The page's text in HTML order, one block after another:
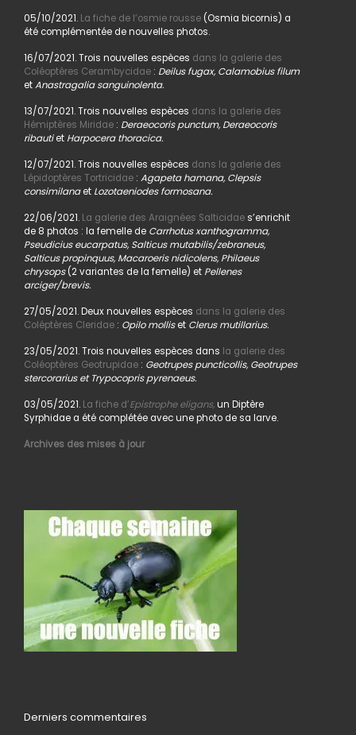
05/10/2021. La fiche de l’osmie rousse(Osmia bicornis) a
été complémentée de nouvelles photos.
16/07/2021. Trois nouvelles espèces dans la galerie des
Coléoptères Cerambycidae: Deilus fugax, Calamobius filum
etAnastragalia sanguinolenta.
13/07/2021. Trois nouvelles espèces dans la galerie des
Hémiptères Miridae: Deraeocoris punctum, Deraeocoris
ribautiet Harpocera thoracica.
12/07/2021. Trois nouvelles espèces dans la galerie des
Lépidoptères Tortricidae: Agapeta hamana, Clepsis
consimilanaet Lozotaeniodes formosana.
22/06/2021. La galerie des Araignées Salticidaes’enrichit
de 8 photos : la femelle de Carrhotus xanthogramma,
Pseudicius eucarpatus, Salticus mutabilis/zebraneus,
Salticus propinquus, Macaroeris nidicolens, Philaeus
chrysops(2 variantes de la femelle) et Pellenes
arciger/brevis.
27/05/2021. Deux nouvelles espèces dans la galerie des
Coléptères Cleridae: Opilo molliset Clerus mutillarius.
23/05/2021. Trois nouvelles espèces dans la galerie des
Coléoptères Geotrupidae: Geotrupes puncticollis, Geotrupes
stercorarius et Trypocopris pyrenaeus.
03/05/2021. La fiche d’Epistrophe eligans,un Diptère
Syrphidae a été complétée avec une photo de sa larve.
Archives des mises à jour
Derniers commentaires